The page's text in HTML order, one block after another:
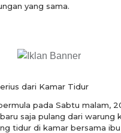
yang sama.
dari Kamar Tidur
pada Sabtu malam,
saja pulang dari warung
tidur di kamar bersama